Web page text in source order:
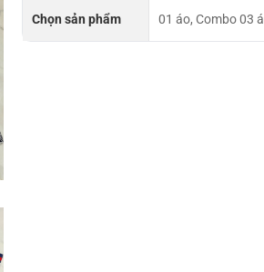
Chọn sản phẩm 01 áo, Combo 03